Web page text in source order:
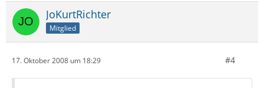
JoKurtRichter
Mitglied
17. Oktober 2008 um 18:29 #4